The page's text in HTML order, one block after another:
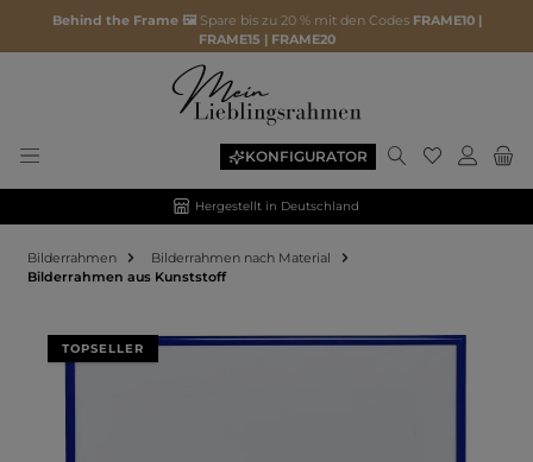
Behind the Frame 🖼️ Spare bis zu 20 % mit den Codes FRAME10 |
FRAME15 | FRAME20
KONFIGURATOR
Hergestellt in Deutschland
Bilderrahmen
Bilderrahmen nach Material
Bilderrahmen aus Kunststoff
Bildergalerie überspringen
TOPSELLER